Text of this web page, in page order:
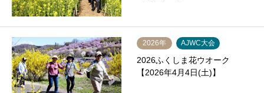
2026年 AJWC大会
2026ふくしま花ウオーク
【2026年4月4日(土)】